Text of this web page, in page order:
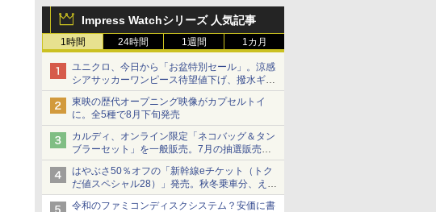
Impress Watchシリーズ 人気記事
1時間 24時間 1週間 1カ月
ユニクロ、今日から「お盆特別セール」。涼感
シアサッカーワンピース待望値下げ、撥水ギア
ショーツは1990円に
東映の歴代オープニング映像がカプセルトイ
に。全5種で8月下旬発売
カルディ、オンライン限定「ネコバッグ＆タン
ブラーセット」を一般販売。7月の抽選販売の
当選無効分
はやぶさ50％オフの「新幹線eチケット（トク
だ値スペシャル28）」発売。秋冬乗車分、えき
ねっと限定
令和のファミコンディスクシステム？安価に書